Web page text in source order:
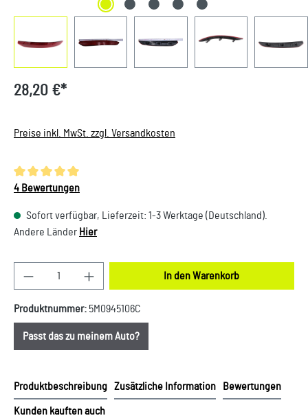
28,20 €*
Preise inkl. MwSt. zzgl. Versandkosten
Durchschnittliche Bewertung von 5 von 5 Sternen
4 Bewertungen
Sofort verfügbar, Lieferzeit: 1-3 Werktage (Deutschland).
Andere Länder Hier
Produkt Anzahl: Gib den gewünschten Wert ein
In den Warenkorb
Produktnummer: 5M0945106C
Passt das zu meinem Auto?
Produktbeschreibung Zusätzliche Information Bewertungen
Kunden kauften auch